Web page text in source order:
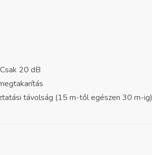
20 dB
távolság (15 m-től egészen 30 m-ig)